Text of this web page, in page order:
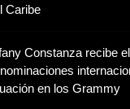
Caribe
Constanza recibe
en los Grammy